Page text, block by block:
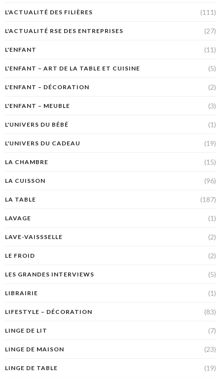
L'ACTUALITÉ DES FILIÈRES (111)
L'ACTUALITÉ RSE DES ENTREPRISES (27)
L'ENFANT (11)
L'ENFANT – ART DE LA TABLE ET CUISINE (5)
L'ENFANT – DÉCORATION (2)
L'ENFANT – MEUBLE (3)
L'UNIVERS DU BÉBÉ (1)
L'UNIVERS DU CADEAU (19)
LA CHAMBRE (15)
LA CUISSON (96)
LA TABLE (187)
LAVAGE (1)
LAVE-VAISSSELLE (2)
LE FROID (2)
LES GRANDES INTERVIEWS (5)
LIBRAIRIE (1)
LIFESTYLE – DÉCORATION (83)
LINGE DE LIT (7)
LINGE DE MAISON (23)
LINGE DE TABLE (19)